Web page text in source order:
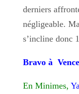
derniers
négligeable.
s’incline donc
Bravo à
En Minimes,